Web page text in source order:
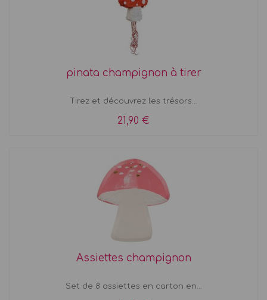
pinata champignon à tirer
Tirez et découvrez les trésors...
21,90 €
Assiettes champignon
Set de 8 assiettes en carton en...